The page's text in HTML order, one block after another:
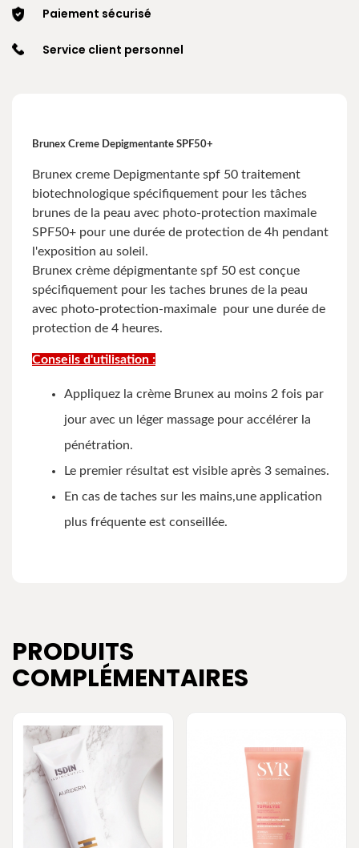
Paiement sécurisé
Service client personnel
Brunex Creme Depigmentante SPF50+
Brunex creme Depigmentante spf 50 traitement
biotechnologique spécifiquement pour les tâches
brunes de la peau avec photo-protection maximale
SPF50+ pour une durée de protection de 4h pendant
l'exposition au soleil.
Brunex crème dépigmentante spf 50 est conçue
spécifiquement pour les taches brunes de la peau
avec photo-protection-maximale pour une durée de
protection de 4 heures.
Conseils d'utilisation :
Appliquez la crème Brunex au moins 2 fois par
jour avec un léger massage pour accélérer la
pénétration.
Le premier résultat est visible après 3 semaines.
En cas de taches sur les mains,une application
plus fréquente est conseillée.
PRODUITS
COMPLÉMENTAIRES